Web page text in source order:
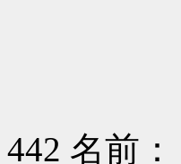
442 名前：